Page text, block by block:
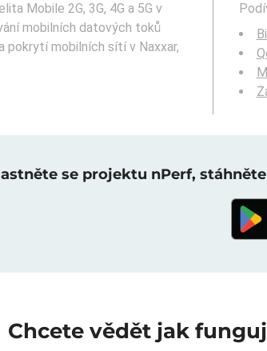
Mobile 2G, 3G, 4G a 5G v
mobilních datových toků
pokrytí mobilních sítí v Naxxar,
se projektu nPerf,
Chcete vědět jak